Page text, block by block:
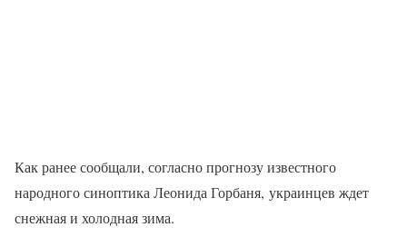
Как ранее сообщали, согласно прогнозу известного
народного синоптика Леонида Горбаня, украинцев ждет
снежная и холодная зима.